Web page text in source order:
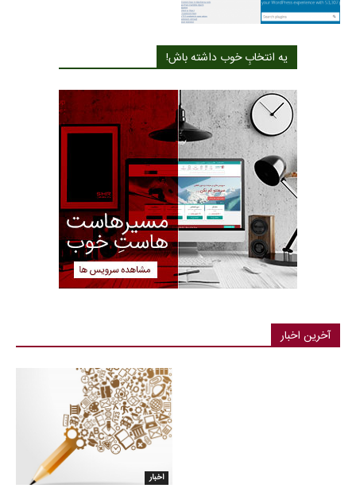
یه انتخابِ خوب داشته باش!
آخرین اخبار
اخبار